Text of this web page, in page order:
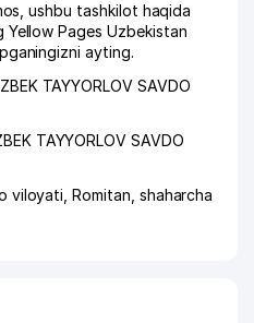
ushbu tashkilot haqida
Pages Uzbekistan
ayting.
TAYYORLOV SAVDO
TAYYORLOV SAVDO
viloyati ,Romitan shaharcha